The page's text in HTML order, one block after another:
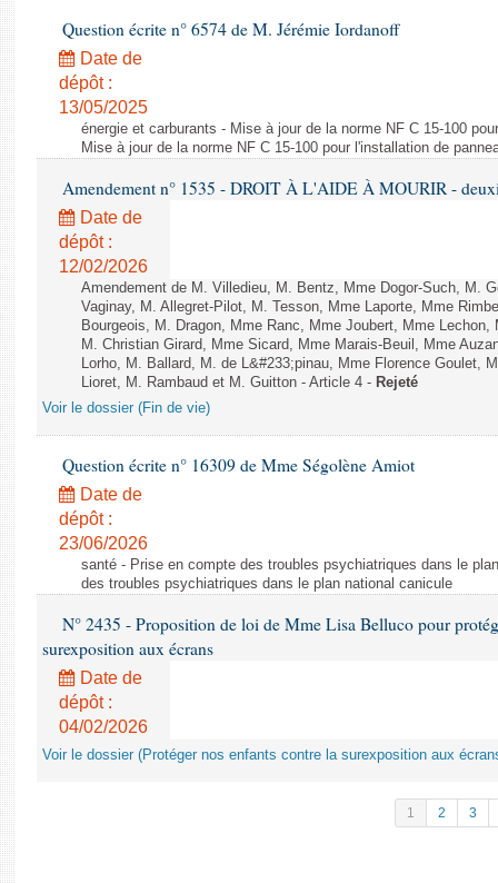
Question écrite n° 6574 de M. Jérémie Iordanoff
Date de
dépôt :
13/05/2025
énergie et carburants - Mise à jour de la norme NF C 15-100
Mise à jour de la norme NF C 15-100 pour l'installation de
Amendement n° 1535 - DROIT À L'AIDE À MOURIR -
Date de
dépôt :
12/02/2026
Amendement de M. Villedieu, M. Bentz, Mme Dogor-Such, M.
Vaginay, M. Allegret-Pilot, M. Tesson, Mme Laporte, Mme
Bourgeois, M. Dragon, Mme Ranc, Mme Joubert, Mme
M. Christian Girard, Mme Sicard, Mme Marais-Beuil, Mme
Lorho, M. Ballard, M. de L&#233;pinau, Mme Florence Goulet,
Lioret, M. Rambaud et M. Guitton - Article 4 - Rejeté
Voir le dossier (Fin de vie)
Question écrite n° 16309 de Mme Ségolène Amiot
Date de
dépôt :
23/06/2026
santé - Prise en compte des troubles psychiatriques dans le
des troubles psychiatriques dans le plan national canicule
N° 2435 - Proposition de loi de Mme Lisa Belluco pour
surexposition aux écrans
Date de
dépôt :
04/02/2026
Voir le dossier (Protéger nos enfants contre la surexposition aux
1 2 3